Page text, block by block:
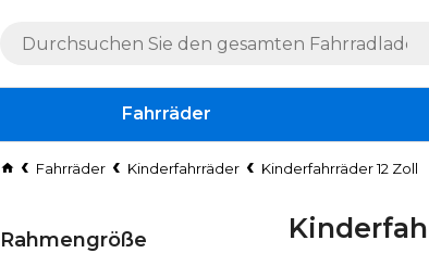
Fahrräder
Fahrräder Kinderfahrräder Kinderfahrräder 12 Zoll
Rahmengröße